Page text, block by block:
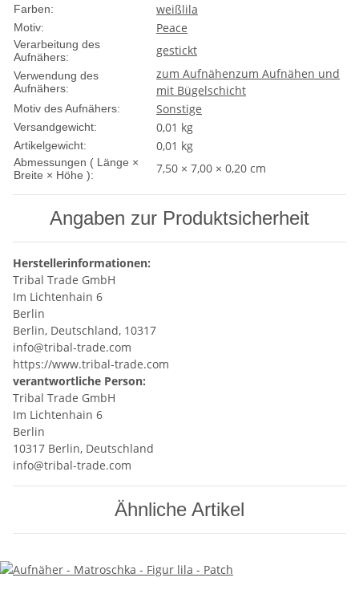
Farben: weißlila
Motiv: Peace
Verarbeitung des
Aufnähers:
gestickt
Verwendung des
Aufnähers:
zum Aufnähenzum Aufnähen und
mit Bügelschicht
Motiv des Aufnähers: Sonstige
Versandgewicht: 0,01 kg
Artikelgewicht: 0,01 kg
Abmessungen ( Länge ×
Breite × Höhe ):
7,50 × 7,00 × 0,20 cm
Angaben zur Produktsicherheit
Herstellerinformationen:
Tribal Trade GmbH
Im Lichtenhain 6
Berlin
Berlin, Deutschland, 10317
info@tribal-trade.com
https://www.tribal-trade.com
verantwortliche Person:
Tribal Trade GmbH
Im Lichtenhain 6
Berlin
10317 Berlin, Deutschland
info@tribal-trade.com
Ähnliche Artikel